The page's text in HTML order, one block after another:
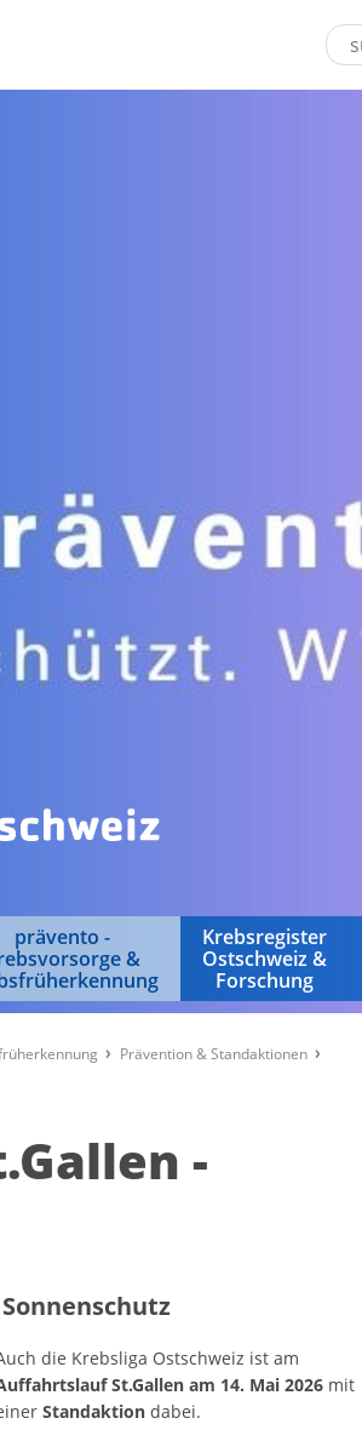
prävento -
&
Krebsregister
Ostschweiz &
Forschung
Prävention & Standaktionen
-
die Krebsliga Ostschweiz ist am
St.Gallen am 14. Mai 2026mit
Standaktion dabei.